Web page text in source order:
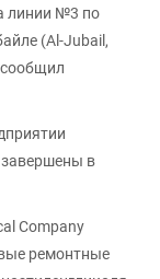
линии №3 по
(Al-Jubail,
в
Company
ремонтные